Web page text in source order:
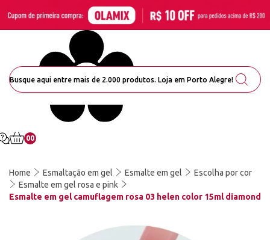
00
Home Esmaltação em gel Esmalte em gel
Escolha por cor
Esmalte em gel rosa e pink
Esmalte em gel camuflagem rosa 03 helen color 15ml diamond